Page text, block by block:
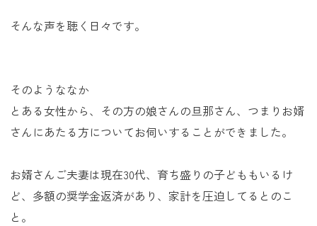
そんな声を聴く日々です。
そのようななか
とある女性から、その方の娘さんの旦那さん、つまりお婿
さんにあたる方についてお伺いすることができました。
お婿さんご夫妻は現在30代、育ち盛りの子どももいるけ
ど、多額の奨学金返済があり、家計を圧迫してるとのこ
と。